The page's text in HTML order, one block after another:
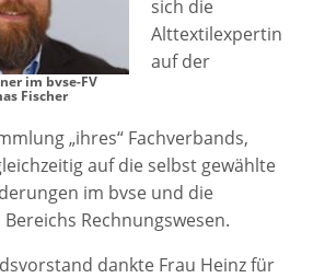
im bvse-FV
Fischer
sich die
Alttextilexpertin
auf der
„ihres“ Fachverbands,
auf die selbst gewählte
im bvse und die
Rechnungswesen.
dankte Frau Heinz für